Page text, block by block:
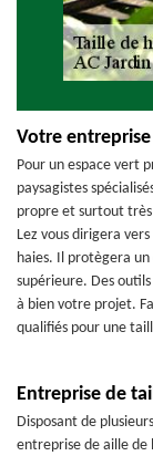
Votre
Pour un espace vert
paysagistes
propre et surtout très
Lez vous dirigera
haies. Il protègera
supérieure. Des
à bien votre projet.
qualifiés pour une
Entreprise de
Disposant de
entreprise de aille de